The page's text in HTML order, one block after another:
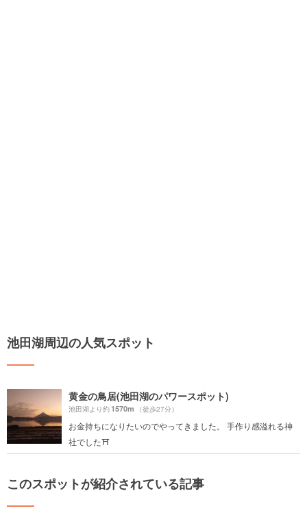
池田湖周辺の人気スポット
黄金の鳥居(池田湖のパワースポット)
池田湖より約1570m （徒歩27分）
お金持ちになりたいのでやってきました。 手作り感溢れる神
社でした⛩️
このスポットが紹介されている記事